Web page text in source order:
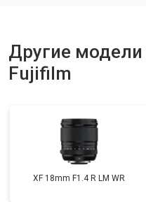
Другие
Fujifilm
XF 18mm F1.4 R LM WR